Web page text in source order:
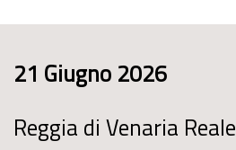
21 Giugno 2026
Reggia di Venaria Reale